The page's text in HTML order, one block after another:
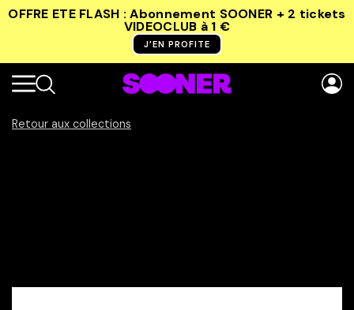
OFFRE ETE FLASH : Abonnement SOONER + 2 tickets
VIDEOCLUB à 1 €
J’EN PROFITE
Retour aux collections